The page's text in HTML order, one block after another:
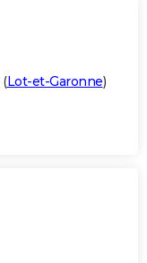
(Lot-et-Garonne)